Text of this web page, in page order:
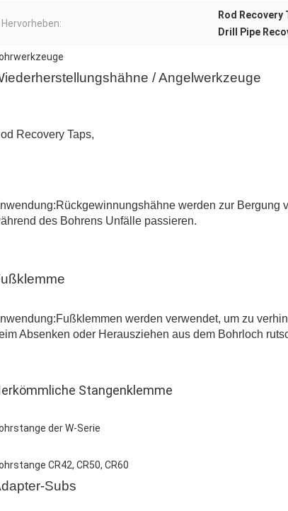
Hervorheben:
Rod
Drill Pipe
/ Angelwerkzeuge
Recovery Taps,
Rückgewinnungshähne werden zur Bergung
des Bohrens Unfälle passieren.
Fußklemmen werden verwendet, um zu
Absenken oder Herausziehen aus dem Bohrloch
Stangenklemme
der W-Serie
CR42, CR50, CR60
Subs